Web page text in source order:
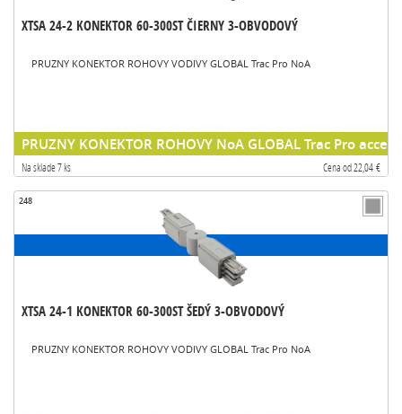
XTSA 24-2 KONEKTOR 60-300ST ČIERNY 3-OBVODOVÝ
PRUZNY KONEKTOR ROHOVY VODIVY GLOBAL Trac Pro NoA
PRUZNY KONEKTOR ROHOVY NoA GLOBAL Trac Pro
Na sklade 7 ks Cena od 22,04 €
248
XTSA 24-1 KONEKTOR 60-300ST ŠEDÝ 3-OBVODOVÝ
PRUZNY KONEKTOR ROHOVY VODIVY GLOBAL Trac Pro NoA